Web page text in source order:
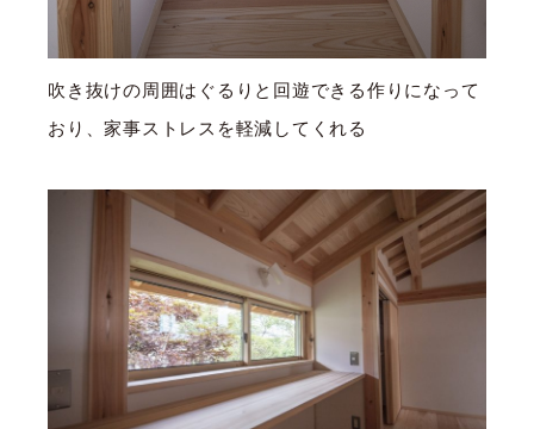
吹き抜けの周囲はぐるりと回遊できる作りになって
おり、家事ストレスを軽減してくれる